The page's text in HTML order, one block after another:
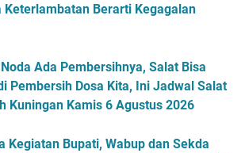
Keterlambatan Berarti Kegagalan
Ada Pembersihnya, Salat Bisa
Pembersih Dosa Kita, Ini Jadwal Salat
Kuningan Kamis 6 Agustus 2026
Kegiatan Bupati, Wabup dan Sekda